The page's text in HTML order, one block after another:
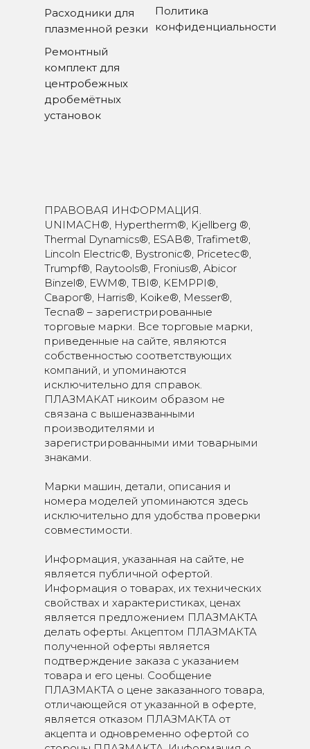
Расходники для
плазменной резки
Ремонтный
комплект для
центробежных
дробемётных
установок
Политика
конфиденциальности
ПРАВОВАЯ ИНФОРМАЦИЯ.
UNIMACH®, Hypertherm®, Kjellberg ®,
Thermal Dynamics®, ESAB®, Trafimet®,
Lincoln Electric®, Bystronic®, Pricetec®,
Trumpf®, Raytools®, Fronius®, Abicor
Binzel®, EWM®, TBI®, KEMPPI®,
Сварог®, Harris®, Koike®, Messer®,
Tecna® – зарегистрированные
торговые марки. Все торговые марки,
приведенные на сайте, являются
собственностью соответствующих
компаний, и упоминаются
исключительно для справок.
ПЛАЗМАКАТ никоим образом не
связана с вышеназванными
производителями и
зарегистрированными ими товарными
знаками.
Марки машин, детали, описания и
номера моделей упоминаются здесь
исключительно для удобства проверки
совместимости.
Информация, указанная на сайте, не
является публичной офертой.
Информация о товарах, их технических
свойствах и характеристиках, ценах
является предложением ПЛАЗМАКТА
делать оферты. Акцептом ПЛАЗМАКТА
полученной оферты является
подтверждение заказа с указанием
товара и его цены. Сообщение
ПЛАЗМАКТА о цене заказанного товара,
отличающейся от указанной в оферте,
является отказом ПЛАЗМАКТА от
акцепта и одновременно офертой со